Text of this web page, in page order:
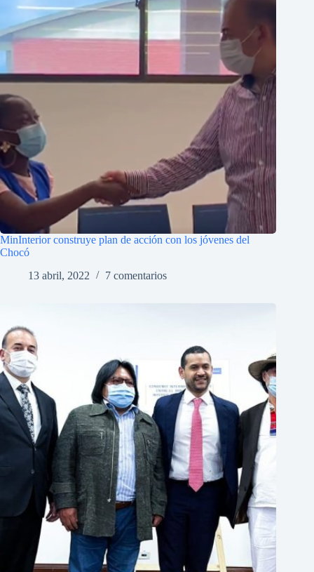
MinInterior construye plan de acción con los jóvenes del
Chocó
13 abril, 2022
7 comentarios